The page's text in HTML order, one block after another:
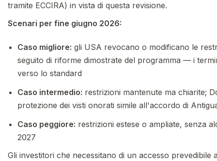
tramite ECCIRA) in vista di questa revisione.
Scenari per fine giugno 2026:
Caso migliore: gli USA revocano o modificano le
seguito di riforme dimostrate del programma — i
verso lo standard
Caso intermedio: restrizioni mantenute ma chiarite;
protezione dei visti onorati simile all'accordo di
Caso peggiore: restrizioni estese o ampliate, senza
2027
Gli investitori che necessitano di un accesso prevedibile